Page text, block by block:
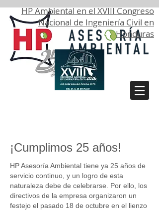
HP Ambiental en el XVIII Congreso
Nacional de Ingeniería Civil en
Honduras
¡Cumplimos 25 años!
HP Asesoría Ambiental tiene ya 25 años de
servicio continuo, y un logro de esta
naturaleza debe de celebrarse. Por ello, los
directivos de la empresa organizaron un
festejo el pasado 18 de octubre en el lienzo